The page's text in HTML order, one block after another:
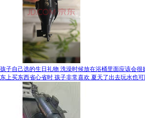
孩子自己选的生日礼物 洗澡时候放在浴桶里面应该会
东上买东西省心省时 孩子非常喜欢 夏天了出去玩水也可